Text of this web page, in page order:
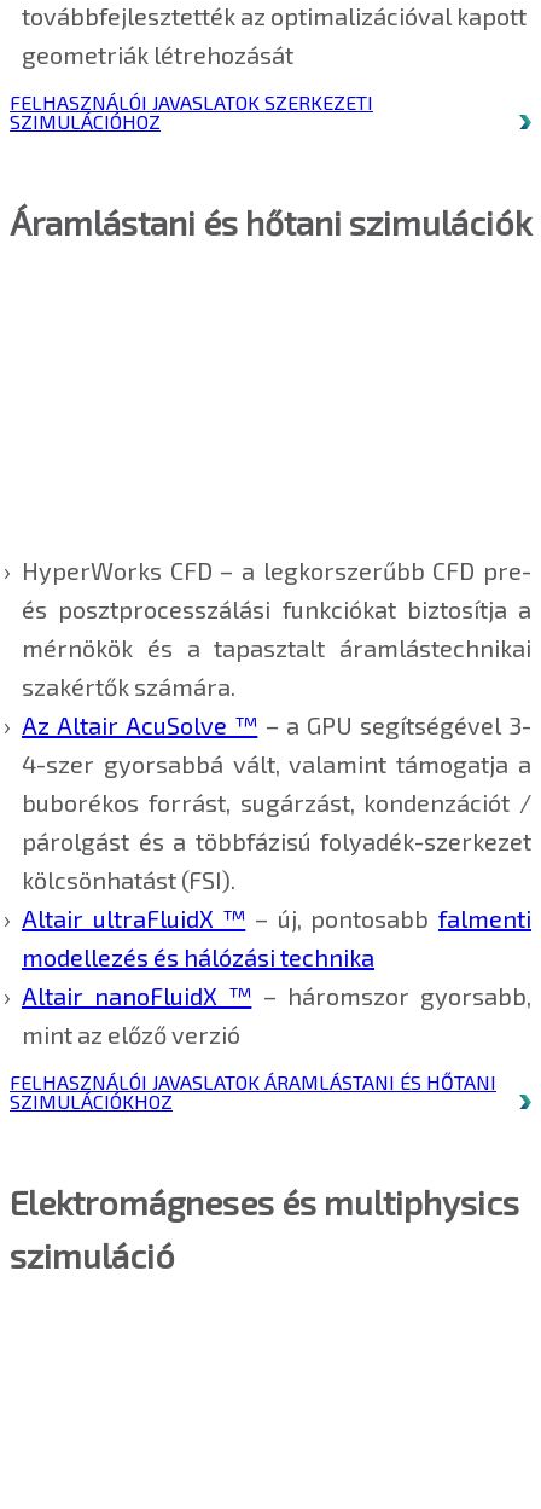
továbbfejlesztették az optimalizációval kapott
geometriák létrehozását
FELHASZNÁLÓI JAVASLATOK SZERKEZETI
SZIMULÁCIÓHOZ
Áramlástani és hőtani szimulációk
HyperWorks CFD – a legkorszerűbb CFD pre-
és posztprocesszálási funkciókat biztosítja a
mérnökök és a tapasztalt áramlástechnikai
szakértők számára.
Az Altair AcuSolve ™ – a GPU segítségével 3-
4-szer gyorsabbá vált, valamint támogatja a
buborékos forrást, sugárzást, kondenzációt /
párolgást és a többfázisú folyadék-szerkezet
kölcsönhatást (FSI).
Altair ultraFluidX ™ – új, pontosabbfalmenti
modellezés és hálózási technika
Altair nanoFluidX ™ – háromszor gyorsabb,
mint az előző verzió
FELHASZNÁLÓI JAVASLATOK ÁRAMLÁSTANI ÉS HŐTANI
SZIMULÁCIÓKHOZ
Elektromágneses és multiphysics
szimuláció